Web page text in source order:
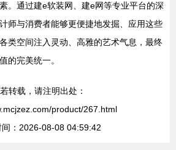
。通过建e软装网、建e网等专业平台的深
师与消费者能够更便捷地发掘、应用这些
类空间注入灵动、高雅的艺术气息，最终
的完美统一。
转载，请注明出处：
product/267.html
间：2026-08-08 04:59:42